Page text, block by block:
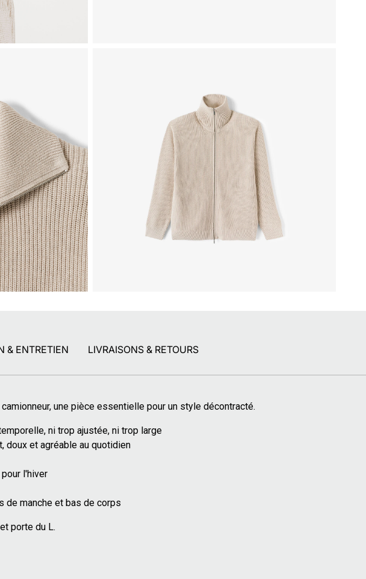
& ENTRETIEN LIVRAISONS & RETOURS
une pièce essentielle pour un style décontracté.
ni trop ajustée, ni trop large
doux et agréable au quotidien
l'hiver
de manche et bas de corps
porte du L.